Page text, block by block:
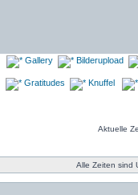
Gallery Bilderupload
Gratitudes Knuffel
Aktuelle
Alle Zeiten sind